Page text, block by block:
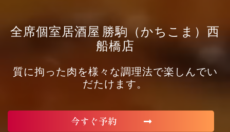
全席個室居酒屋 勝駒（かちこま）西
船橋店
質に拘った肉を様々な調理法で楽しんでい
だたけます。
今すぐ予約